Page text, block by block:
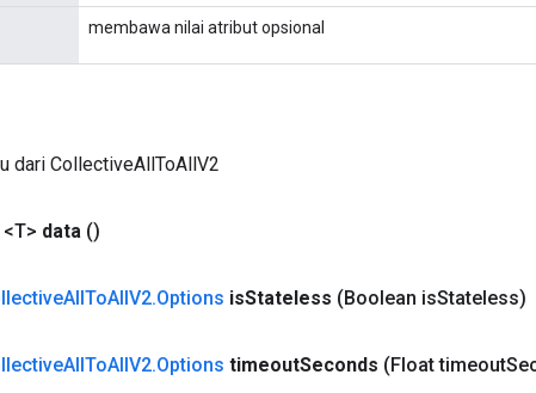
membawa nilai atribut opsional
dari CollectiveAllToAllV2
<T> data ()
AllToAllV2.Options isStateless (Boolean isStateless)
AllToAllV2.Options timeoutSeconds (Float timeout